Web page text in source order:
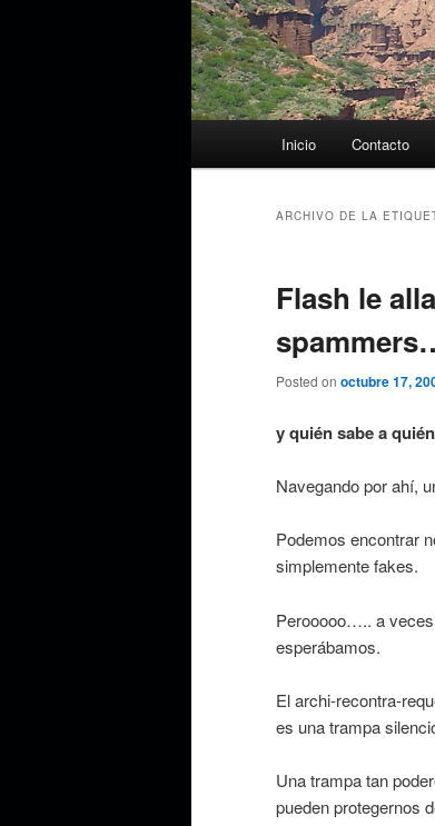
Inicio Contacto
ARCHIVO DE LA
Flash le
Posted on octubre 17,
y quién sabe a
Navegando por ahí,
Podemos encontrar
simplemente fakes.
Perooooo….. a
esperábamos.
El archi-recontra-
es una trampa
Una trampa tan
pueden protegernos